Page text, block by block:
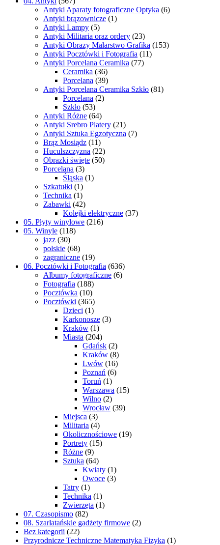
Antyki Aparaty fotograficzne Optyka (6)
Antyki brązownicze (1)
Antyki Lampy (5)
Antyki Militaria oraz ordery (23)
Antyki Obrazy Malarstwo Grafika (153)
Antyki Pocztówki i Fotografia (11)
Antyki Porcelana Ceramika (77)
Ceramika (36)
Porcelana (39)
Antyki Porcelana Ceramika Szkło (81)
Porcelana (2)
Szkło (53)
Antyki Różne (64)
Antyki Srebro Platery (21)
Antyki Sztuka Egzotyczna (7)
Brąz Mosiądz (11)
Huculszczyzna (22)
Obrazki święte (50)
Porcelana (3)
Śląska (1)
Szkatułki (1)
Technika (1)
Zabawki (42)
Kolejki elektryczne (37)
05. Płyty winylowe (216)
05. Winyle (118)
jazz (30)
polskie (68)
zagraniczne (19)
06. Pocztówki i Fotografia (636)
Albumy fotograficzne (6)
Fotografia (188)
Pocztówka (10)
Pocztówki (365)
Dzieci (1)
Karkonosze (3)
Kraków (1)
Miasta (204)
Gdańsk (2)
Kraków (8)
Lwów (16)
Poznań (6)
Toruń (1)
Warszawa (15)
Wilno (2)
Wrocław (39)
Miejsca (3)
Militaria (4)
Okolicznościowe (19)
Portrety (15)
Różne (9)
Sztuka (64)
Kwiaty (1)
Owoce (3)
Tatry (1)
Technika (1)
Zwierzęta (1)
07. Czasopismo (82)
08. Szarlatańskie gadżety firmowe (2)
Bez kategorii (22)
Przyrodnicze Techniczne Matematyka Fizyka (1)